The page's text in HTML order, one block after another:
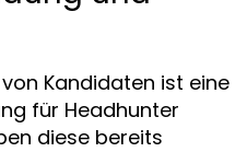
Kandidaten ist eine
für Headhunter
diese bereits